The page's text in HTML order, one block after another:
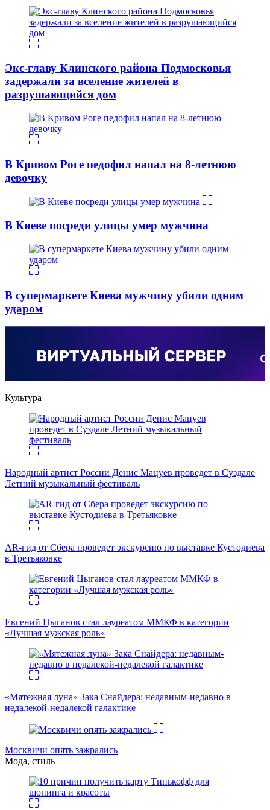
Экс-главу Клинского района Подмосковья
задержали за вселение жителей в
разрушающийся дом
В Кривом Роге педофил напал на 8-летнюю
девочку
В Киеве посреди улицы умер мужчина
В супермаркете Киева мужчину убили одним
ударом
Культура
Народный артист России Денис Мацуев проведет в Суздале
Летний музыкальный фестиваль
AR-гид от Сбера проведет экскурсию по выставке Кустодиева
в Третьяковке
Евгений Цыганов стал лауреатом ММКФ в категории
«Лучшая мужская роль»
«Мятежная луна» Зака Снайдера: недавным-недавно в
недалекой-недалекой галактике
Москвичи опять зажрались
Мода, стиль